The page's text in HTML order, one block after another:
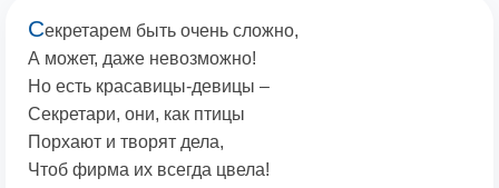
Секретарем быть очень сложно,
А может, даже невозможно!
Но есть красавицы-девицы –
Секретари, они, как птицы
Порхают и творят дела,
Чтоб фирма их всегда цвела!